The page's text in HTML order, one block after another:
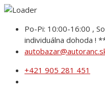
Po-Pi: 10:00-16:00 ,
individuálna dohoda !
+421 905 281 451